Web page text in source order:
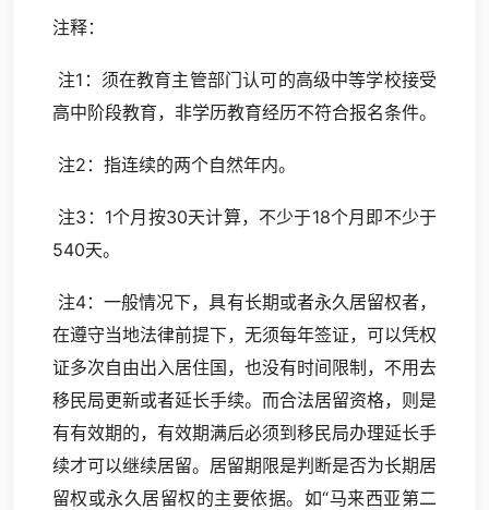
注释：
注1：须在教育主管部门认可的高级中等学校接受
高中阶段教育，非学历教育经历不符合报名条件。
注2：指连续的两个自然年内。
注3：1个月按30天计算，不少于18个月即不少于
540天。
注4：一般情况下，具有长期或者永久居留权者，
在遵守当地法律前提下，无须每年签证，可以凭权
证多次自由出入居住国，也没有时间限制，不用去
移民局更新或者延长手续。而合法居留资格，则是
有有效期的，有效期满后必须到移民局办理延长手
续才可以继续居留。居留期限是判断是否为长期居
留权或永久居留权的主要依据。如“马来西亚第二